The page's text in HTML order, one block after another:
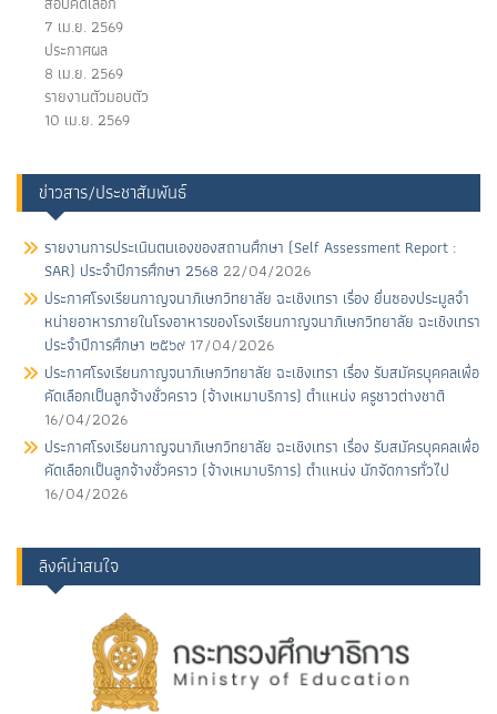
7 เม.ย. 2569
ประกาศผล
8 เม.ย. 2569
รายงานตัวมอบตัว
10 เม.ย. 2569
ข่าวสาร/ประชาสัมพันธ์
รายงานการประเนินตนเองของสถานศึกษา (Self Assessment Report :
SAR) ประจำปีการศึกษา 2568 22/04/2026
ประกาศโรงเรียนกาญจนาภิเษกวิทยาลัย ฉะเชิงเทรา เรื่อง ยื่นซองประมูลจํา
หน่ายอาหารภายในโรงอาหารของโรงเรียนกาญจนาภิเษกวิทยาลัย ฉะเชิงเทรา
ประจําปีการศึกษา ๒๕๖๙ 17/04/2026
ประกาศโรงเรียนกาญจนาภิเษกวิทยาลัย ฉะเชิงเทรา เรื่อง รับสมัครบุคคลเพื่อ
คัดเลือกเป็นลูกจ้างชั่วคราว (จ้างเหมาบริการ) ตําแหน่ง ครูชาวต่างชาติ
16/04/2026
ประกาศโรงเรียนกาญจนาภิเษกวิทยาลัย ฉะเชิงเทรา เรื่อง รับสมัครบุคคลเพื่อ
คัดเลือกเป็นลูกจ้างชั่วคราว (จ้างเหมาบริการ) ตําแหน่ง นักจัดการทั่วไป
16/04/2026
ลิงค์น่าสนใจ